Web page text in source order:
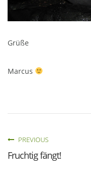
Grüße
Marcus
PREVIOUS
Fruchtig fängt!